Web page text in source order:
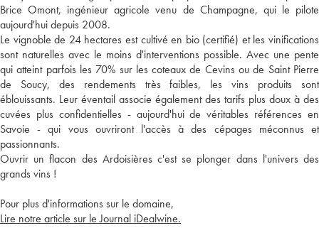
Brice Omont, ingénieur agricole venu de Champagne, qui le pilote
aujourd'hui depuis 2008.
Le vignoble de 24 hectares est cultivé en bio (certifié) et les vinifications
sont naturelles avec le moins d'interventions possible. Avec une pente
qui atteint parfois les 70% sur les coteaux de Cevins ou de Saint Pierre
de Soucy, des rendements très faibles, les vins produits sont
éblouissants. Leur éventail associe également des tarifs plus doux à des
cuvées plus confidentielles - aujourd'hui de véritables références en
Savoie - qui vous ouvriront l'accès à des cépages méconnus et
passionnants.
Ouvrir un flacon des Ardoisières c'est se plonger dans l'univers des
grands vins !
Pour plus d'informations sur le domaine,
Lire notre article sur le Journal iDealwine.